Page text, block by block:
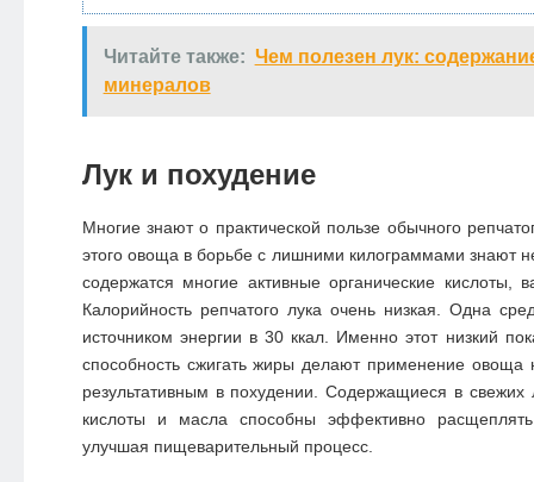
Читайте также: Чем полезен лук:
минералов
Лук и похудение
Многие знают о практической пользе обычного
этого овоща в борьбе с лишними килограммами знают
содержатся многие активные органические
Калорийность репчатого лука очень низкая. Одна
источником энергии в 30 ккал. Именно этот низкий
способность сжигать жиры делают применение овоща
результативным в похудении. Содержащиеся в свежих
кислоты и масла способны эффективно
улучшая пищеварительный процесс.